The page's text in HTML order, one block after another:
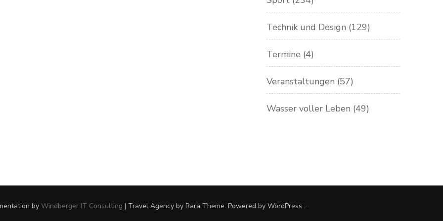
Technik und Design (129)
Termine (4)
Veranstaltungen (57)
Wasser voller Leben (49)
by Windberger IT Consulting | Travel Agencyby Rara Theme. Powered by WordPress .